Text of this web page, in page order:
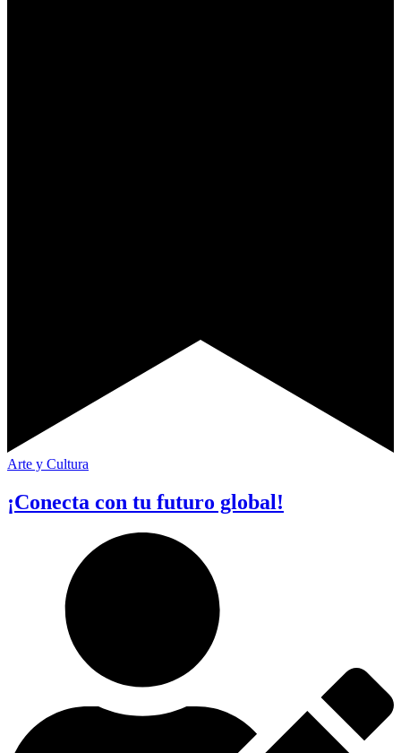
Arte y Cultura
¡Conecta con tu futuro global!